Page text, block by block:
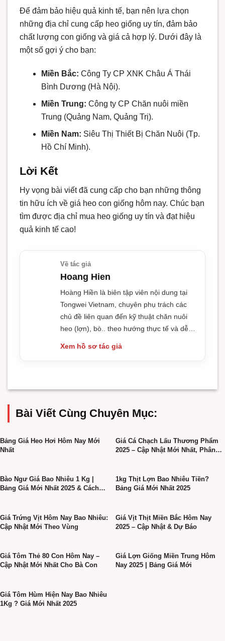
Để đảm bảo hiệu quả kinh tế, bạn nên lựa chọn
những địa chỉ cung cấp heo giống uy tín, đảm bảo
chất lượng con giống và giá cả hợp lý. Dưới đây là
một số gợi ý cho bạn:
Miền Bắc: Công Ty CP XNK Châu Á Thái
Bình Dương (Hà Nội).
Miền Trung: Công ty CP Chăn nuôi miền
Trung (Quảng Nam, Quảng Trị).
Miền Nam: Siêu Thị Thiết Bị Chăn Nuôi (Tp.
Hồ Chí Minh).
Lời Kết
Hy vọng bài viết đã cung cấp cho bạn những thông
tin hữu ích về giá heo con giống hôm nay. Chúc bạn
tìm được địa chỉ mua heo giống uy tín và đạt hiệu
quả kinh tế cao!
Về tác giả
Hoang Hien
Hoàng Hiền là biên tập viên nội dung tại
Tongwei Vietnam, chuyên phụ trách các
chủ đề liên quan đến kỹ thuật chăn nuôi
heo (lợn), bò.. theo hướng thực tế và dễ
Xem hồ sơ tác giả
Bài Viết Cùng Chuyên Mục:
Bảng Giá Heo Hơi Hôm Nay Mới
Nhất
Giá Cá Chạch Lấu Thương Phẩm
2025 – Cập Nhật Mới Nhất, Phân
Bào Ngư Giá Bao Nhiêu 1 Kg |
Bảng Giá Mới Nhất 2025 & Cách
1kg Thịt Lợn Bao Nhiêu Tiền?
Bảng Giá Mới Nhất 2025
Giá Trứng Vịt Hôm Nay Bao Nhiêu:
Cập Nhật Mới Theo Vùng
Giá Vịt Thịt Miền Bắc Hôm Nay
2025 – Cập Nhật & Dự Báo
Giá Tôm Thẻ 80 Con Hôm Nay –
Cập Nhật Mới Nhất Cho Bà Con
Giá Lợn Giống Miền Trung Hôm
Nay 2025 | Bảng Giá Mới
Giá Tôm Hùm Hiện Nay Bao Nhiêu
1Kg ? Giá Mới Nhất 2025